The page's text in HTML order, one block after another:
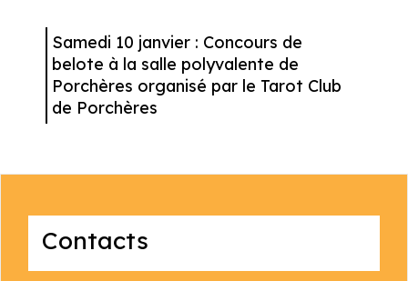
Samedi 10 janvier : Concours de
belote à la salle polyvalente de
Porchères organisé par le Tarot Club
de Porchères
Contacts